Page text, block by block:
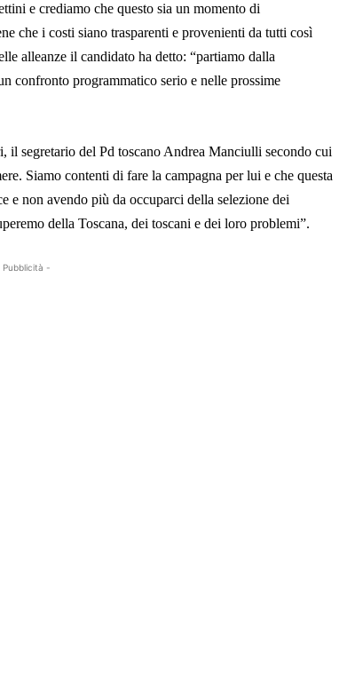
e crediamo che questo sia un momento di
che i costi siano trasparenti e provenienti da tutti così
alleanze il candidato ha detto: “partiamo dalla
confronto programmatico serio e nelle prossime
il segretario del Pd toscano Andrea Manciulli secondo cui
Siamo contenti di fare la campagna per lui e che questa
e non avendo più da occuparci della selezione dei
della Toscana, dei toscani e dei loro problemi”.
Pubblicità -